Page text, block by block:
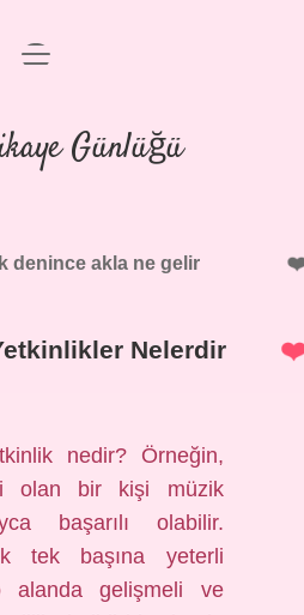
Anasayfa
Politikası
menüyü
Günlüğü
denince akla ne gelir
Nelerdir
nedir? Örneğin,
olan bir kişi müzik
başarılı olabilir.
tek başına yeterli
alanda gelişmeli ve